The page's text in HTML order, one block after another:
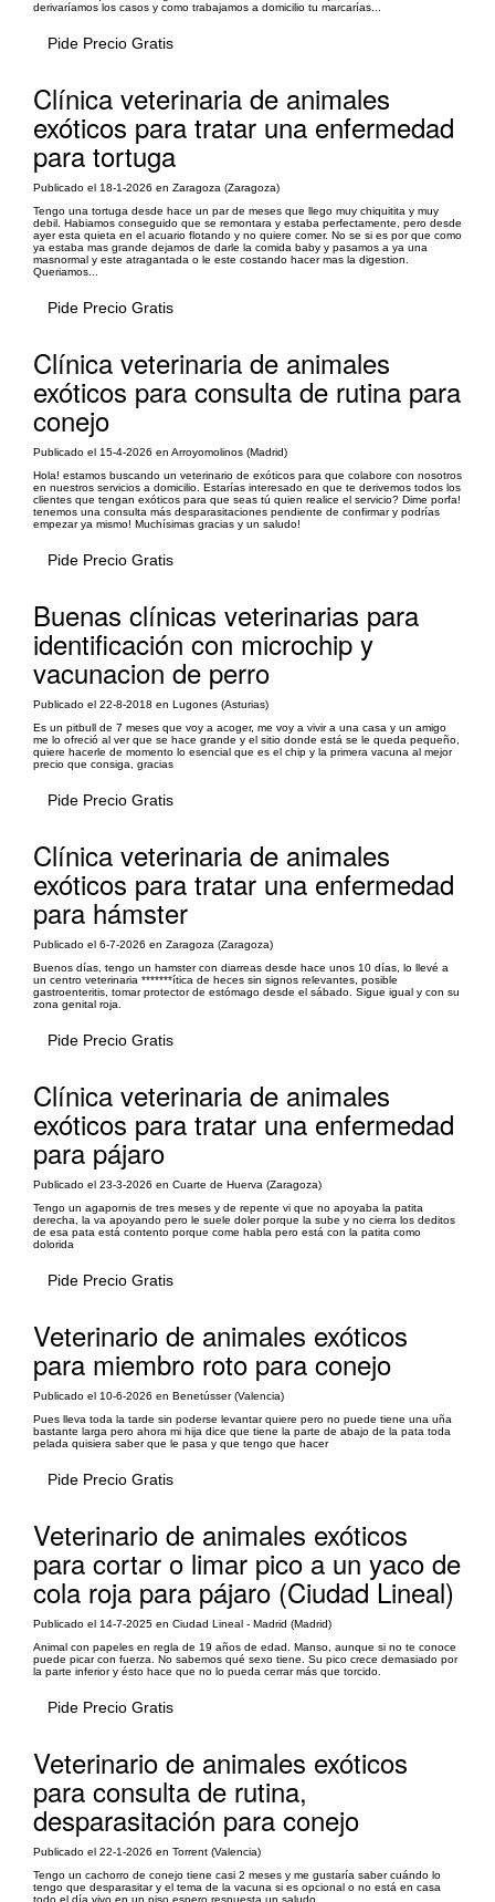
derivaríamos los casos y como trabajamos a domicilio tu marcarías...
Pide Precio Gratis
Clínica veterinaria de animales
exóticos para tratar una enfermedad
para tortuga
Publicado el 18-1-2026 en Zaragoza (Zaragoza)
Tengo una tortuga desde hace un par de meses que llego muy chiquitita y muy
debil. Habiamos conseguido que se remontara y estaba perfectamente, pero desde
ayer esta quieta en el acuario flotando y no quiere comer. No se si es por que como
ya estaba mas grande dejamos de darle la comida baby y pasamos a ya una
masnormal y este atragantada o le este costando hacer mas la digestion.
Queriamos...
Pide Precio Gratis
Clínica veterinaria de animales
exóticos para consulta de rutina para
conejo
Publicado el 15-4-2026 en Arroyomolinos (Madrid)
Hola! estamos buscando un veterinario de exóticos para que colabore con nosotros
en nuestros servicios a domicilio. Estarías interesado en que te derivemos todos los
clientes que tengan exóticos para que seas tú quien realice el servicio? Dime porfa!
tenemos una consulta más desparasitaciones pendiente de confirmar y podrías
empezar ya mismo! Muchísimas gracias y un saludo!
Pide Precio Gratis
Buenas clínicas veterinarias para
identificación con microchip y
vacunacion de perro
Publicado el 22-8-2018 en Lugones (Asturias)
Es un pitbull de 7 meses que voy a acoger, me voy a vivir a una casa y un amigo
me lo ofreció al ver que se hace grande y el sitio donde está se le queda pequeño,
quiere hacerle de momento lo esencial que es el chip y la primera vacuna al mejor
precio que consiga, gracias
Pide Precio Gratis
Clínica veterinaria de animales
exóticos para tratar una enfermedad
para hámster
Publicado el 6-7-2026 en Zaragoza (Zaragoza)
Buenos días, tengo un hamster con diarreas desde hace unos 10 días, lo llevé a
un centro veterinaria *******ítica de heces sin signos relevantes, posible
gastroenteritis, tomar protector de estómago desde el sábado. Sigue igual y con su
zona genital roja.
Pide Precio Gratis
Clínica veterinaria de animales
exóticos para tratar una enfermedad
para pájaro
Publicado el 23-3-2026 en Cuarte de Huerva (Zaragoza)
Tengo un agapornis de tres meses y de repente vi que no apoyaba la patita
derecha, la va apoyando pero le suele doler porque la sube y no cierra los deditos
de esa pata está contento porque come habla pero está con la patita como
dolorida
Pide Precio Gratis
Veterinario de animales exóticos
para miembro roto para conejo
Publicado el 10-6-2026 en Benetússer (Valencia)
Pues lleva toda la tarde sin poderse levantar quiere pero no puede tiene una uña
bastante larga pero ahora mi hija dice que tiene la parte de abajo de la pata toda
pelada quisiera saber que le pasa y que tengo que hacer
Pide Precio Gratis
Veterinario de animales exóticos
para cortar o limar pico a un yaco de
cola roja para pájaro (Ciudad Lineal)
Publicado el 14-7-2025 en Ciudad Lineal - Madrid (Madrid)
Animal con papeles en regla de 19 años de edad. Manso, aunque si no te conoce
puede picar con fuerza. No sabemos qué sexo tiene. Su pico crece demasiado por
la parte inferior y ésto hace que no lo pueda cerrar más que torcido.
Pide Precio Gratis
Veterinario de animales exóticos
para consulta de rutina,
desparasitación para conejo
Publicado el 22-1-2026 en Torrent (Valencia)
Tengo un cachorro de conejo tiene casi 2 meses y me gustaría saber cuándo lo
tengo que desparasitar y el tema de la vacuna si es opcional o no está en casa
todo el día vivo en un piso espero respuesta un saludo